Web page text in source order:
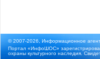
© 2007-2026, Информационное
Портал «ИнфоШОС»
охраны культурного наследия.